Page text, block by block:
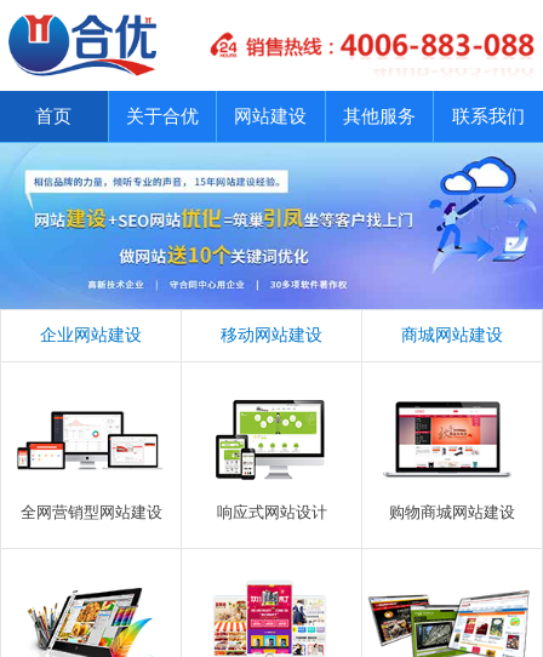
首页 关于合优 网站建设 其他服务 联系我们
企业网站建设 移动网站建设 商城网站建设
全网营销型网站建设 响应式网站设计 购物商城网站建设